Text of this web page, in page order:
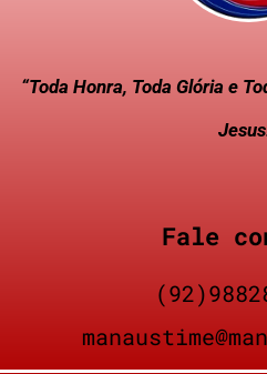
“Toda Honra, Toda Glória e
Fale